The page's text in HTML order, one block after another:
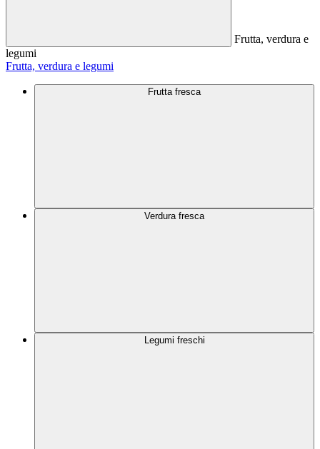
Frutta, verdura e
legumi
Frutta, verdura e legumi
Frutta fresca
Verdura fresca
Legumi freschi